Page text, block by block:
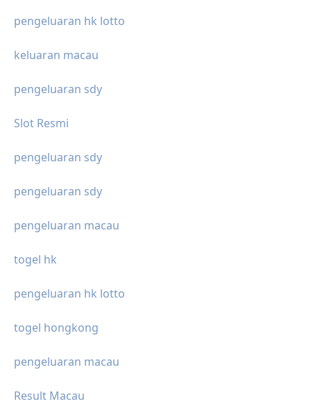
pengeluaran hk lotto
keluaran macau
pengeluaran sdy
Slot Resmi
pengeluaran sdy
pengeluaran sdy
pengeluaran macau
togel hk
pengeluaran hk lotto
togel hongkong
pengeluaran macau
Result Macau